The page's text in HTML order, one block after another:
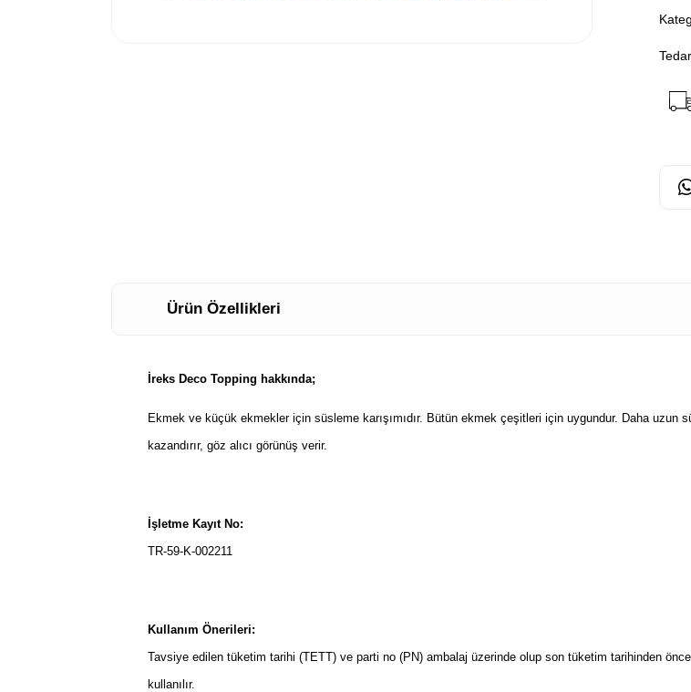
Ürün Özellikleri
İreks Deco Topping hakkında;
Ekmek ve küçük ekmekler için süsleme karışımıdır. Bütün ekmek çeşitleri için uygundur. Daha uzun
kazandırır, göz alıcı görünüş verir.
İşletme Kayıt No:
TR-59-K-002211
Kullanım Önerileri:
Tavsiye edilen tüketim tarihi (TETT) ve parti no (PN) ambalaj üzerinde olup son tüketim tarihinden
kullanılır.